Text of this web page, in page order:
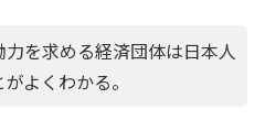
を求める経済団体は日本人
よくわかる。